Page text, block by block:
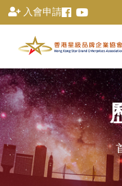
入會申請